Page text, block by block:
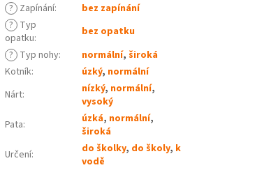
? Zapínání:
bez zapínání
? Typ
opatku:
bez opatku
? Typ nohy: normální,široká
Kotník: úzký, normální
Nárt: nízký, normální,
vysoký
Pata: úzká, normální,
široká
Určení: do školky, do školy, k
vodě